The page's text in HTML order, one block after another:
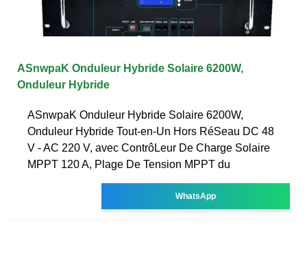
ASnwpaK Onduleur Hybride Solaire 6200W,
Onduleur Hybride
ASnwpaK Onduleur Hybride Solaire 6200W,
Onduleur Hybride Tout-en-Un Hors RéSeau DC 48
V - AC 220 V, avec ContrôLeur De Charge Solaire
MPPT 120 A, Plage De Tension MPPT du
WhatsApp